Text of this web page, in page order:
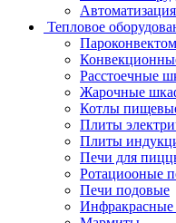
Тепловое
Расстоечные
Жарочные
Котлы
Плиты
Плиты
Печи для
Ротациооные
Печи подовые